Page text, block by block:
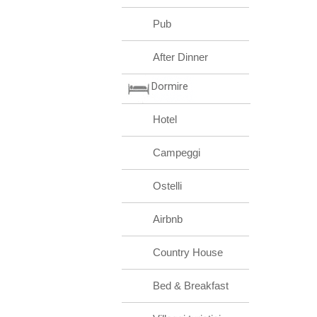
Pub
After Dinner
Dormire
Hotel
Campeggi
Ostelli
Airbnb
Country House
Bed & Breakfast